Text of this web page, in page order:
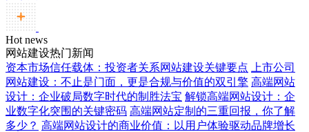
Hot news
网站建设热门新闻
资本市场信任载体：投资者关系网站建设关键要点
上市公司
网站建设：不止是门面，更是合规与价值的双引擎 高端网站
设计：企业破局数字时代的制胜法宝 解锁高端网站设计：企
业数字化突围的关键密码 高端网站定制的三重回报，你了解
多少？ 高端网站设计的商业价值：以用户体验驱动品牌增长